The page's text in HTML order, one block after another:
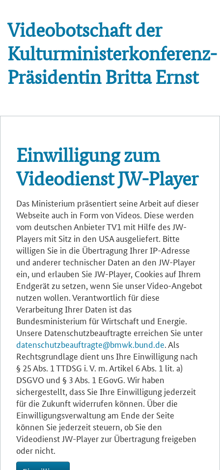
Videobotschaft der
Kulturministerkonferenz-
Präsidentin Britta Ernst
Einwilligung zum
Videodienst JW-Player
Das Ministerium präsentiert seine Arbeit auf dieser
Webseite auch in Form von Videos. Diese werden
vom deutschen Anbieter TV1 mit Hilfe des JW-
Players mit Sitz in den USA ausgeliefert. Bitte
willigen Sie in die Übertragung Ihrer IP-Adresse
und anderer technischer Daten an den JW-Player
ein, und erlauben Sie JW-Player, Cookies auf Ihrem
Endgerät zu setzen, wenn Sie unser Video-Angebot
nutzen wollen. Verantwortlich für diese
Verarbeitung Ihrer Daten ist das
Bundesministerium für Wirtschaft und Energie.
Unsere Datenschutzbeauftragte erreichen Sie unter
datenschutzbeauftragte@bmwk.bund.de. Als
Rechtsgrundlage dient uns Ihre Einwilligung nach
§ 25 Abs. 1 TTDSG i. V. m. Artikel 6 Abs. 1 lit. a)
DSGVO und § 3 Abs. 1 EGovG. Wir haben
sichergestellt, dass Sie Ihre Einwilligung jederzeit
für die Zukunft widerrufen können. Über die
Einwilligungsverwaltung am Ende der Seite
können Sie jederzeit steuern, ob Sie den
Videodienst JW-Player zur Übertragung freigeben
oder nicht.